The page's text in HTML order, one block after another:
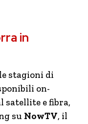
in
stagioni di
on-
satellite e fibra,
su NowTV, il